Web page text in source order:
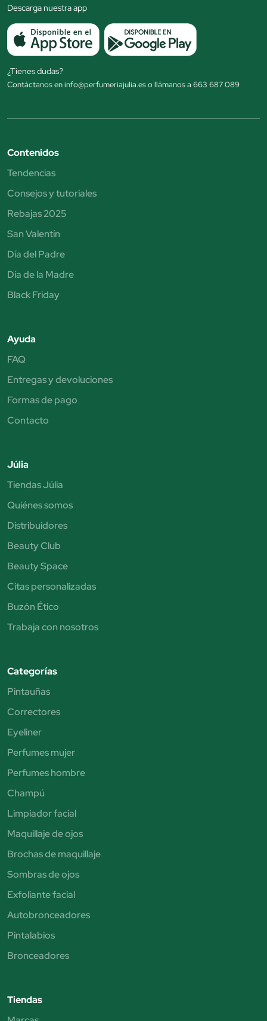
Descarga nuestra app
¿Tienes dudas?
Contáctanos en info@perfumeriajulia.es o llámanos a 663 687 089
Contenidos
Tendencias
Consejos y tutoriales
Rebajas 2025
San Valentín
Día del Padre
Día de la Madre
Black Friday
Ayuda
FAQ
Entregas y devoluciones
Formas de pago
Contacto
Júlia
Tiendas Júlia
Quiénes somos
Distribuidores
Beauty Club
Beauty Space
Citas personalizadas
Buzón Ético
Trabaja con nosotros
Categorías
Pintauñas
Correctores
Eyeliner
Perfumes mujer
Perfumes hombre
Champú
Limpiador facial
Maquillaje de ojos
Brochas de maquillaje
Sombras de ojos
Exfoliante facial
Autobronceadores
Pintalabios
Bronceadores
Tiendas